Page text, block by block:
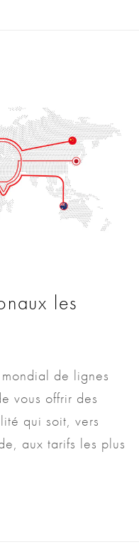
les
de lignes
vous offrir des
qui soit, vers
aux tarifs les plus